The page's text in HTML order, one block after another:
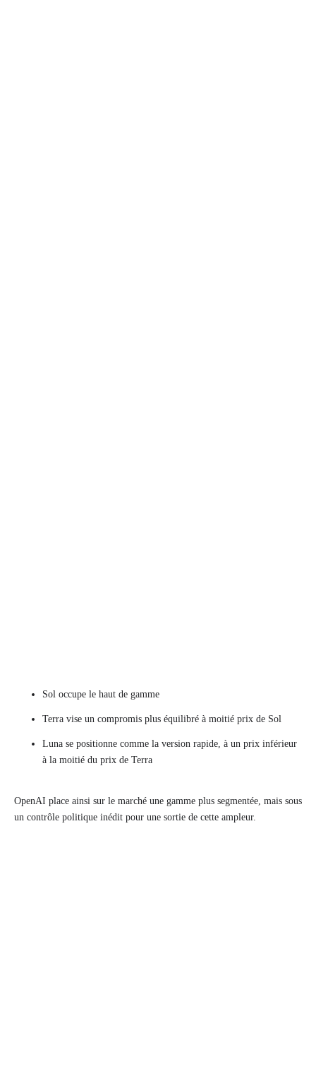
Sol occupe le haut de gamme
Terra vise un compromis plus équilibré à moitié prix de Sol
Luna se positionne comme la version rapide, à un prix inférieur
à la moitié du prix de Terra
OpenAI place ainsi sur le marché une gamme plus segmentée, mais sous
un contrôle politique inédit pour une sortie de cette ampleur.